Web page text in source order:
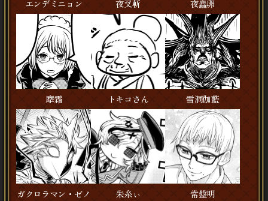
エンデミニョン 夜叉斬 夜麤卵
摩霜 トキコさん 雪洞伽藍
ガクロラマン・ゼノ 朱糸ぃ 常盤明